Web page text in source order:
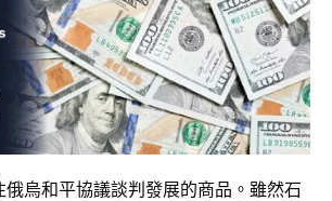
烏和平協議談判發展的商品。雖然石